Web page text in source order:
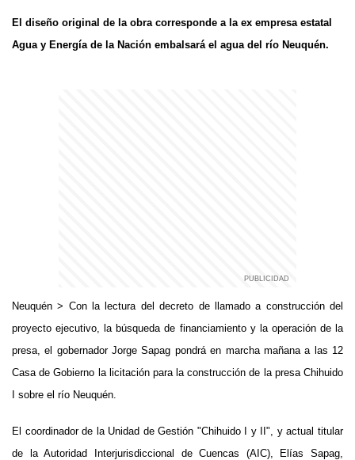
El diseño original de la obra corresponde a la ex empresa estatal
Agua y Energía de la Nación embalsará el agua del río Neuquén.
Neuquén > Con la lectura del decreto de llamado a construcción del
proyecto ejecutivo, la búsqueda de financiamiento y la operación de la
presa, el gobernador Jorge Sapag pondrá en marcha mañana a las 12
Casa de Gobierno la licitación para la construcción de la presa Chihuido
I sobre el río Neuquén.
El coordinador de la Unidad de Gestión "Chihuido I y II", y actual titular
de la Autoridad Interjurisdiccional de Cuencas (AIC), Elías Sapag,